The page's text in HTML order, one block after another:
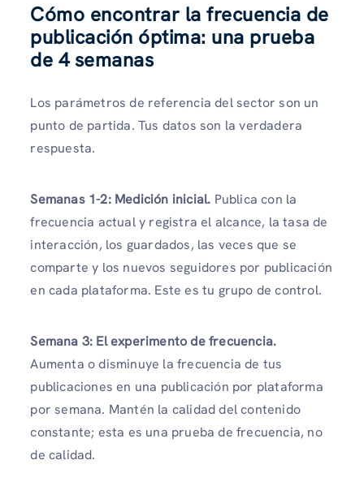
Cómo encontrar la frecuencia de
publicación óptima: una prueba
de 4 semanas
Los parámetros de referencia del sector son un
punto de partida. Tus datos son la verdadera
respuesta.
Semanas 1-2: Medición inicial. Publica con la
frecuencia actual y registra el alcance, la tasa de
interacción, los guardados, las veces que se
comparte y los nuevos seguidores por publicación
en cada plataforma. Este es tu grupo de control.
Semana 3: El experimento de frecuencia.
Aumenta o disminuye la frecuencia de tus
publicaciones en una publicación por plataforma
por semana. Mantén la calidad del contenido
constante; esta es una prueba de frecuencia, no
de calidad.